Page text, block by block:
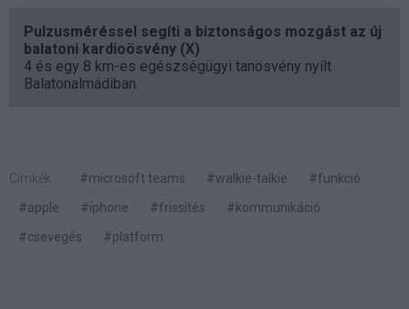
Pulzusméréssel segíti a biztonságos mozgást az új
balatoni kardioösvény (X)
4 és egy 8 km-es egészségügyi tanösvény nyílt
Balatonalmádiban.
Címkék: #microsoft teams #walkie-talkie
#funkció
#apple
#iphone #frissítés
#kommunikáció
#csevegés
#platform